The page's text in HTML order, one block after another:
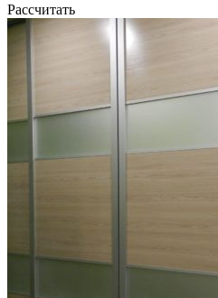
Рассчитать